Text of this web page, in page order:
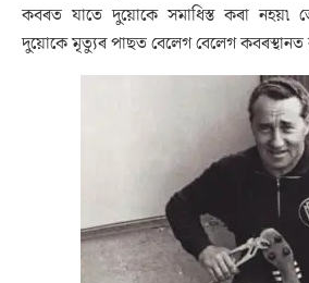
কবৰত যাতে দুয়োকে সমাধিস্ত কৰা নহয়৷
দুয়োকে মৃত্যুৰ পাছত বেলেগ বেলেগ কবৰস্থানত